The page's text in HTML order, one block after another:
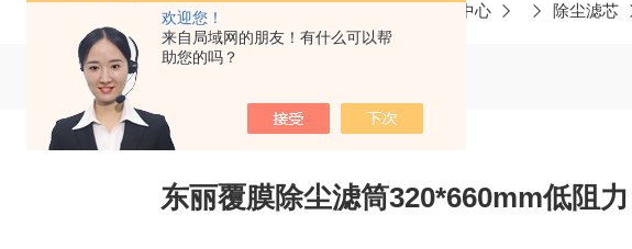
欢迎您！
来自局域网的朋友！有什么可以帮
助您的吗？
产品中心 除尘滤芯
东丽覆膜除尘滤筒320*660mm低阻力